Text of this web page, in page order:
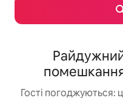
Гості погоджуються: